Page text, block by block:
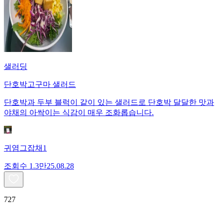
샐러딩
단호박고구마 샐러드
단호박과 두부 블럭이 같이 있는 샐러드로 단호박 달달한 맛과
야채의 아싹이는 식감이 매우 조화롭습니다.
귀염그잡채1
조회수 1.3만25.08.28
727